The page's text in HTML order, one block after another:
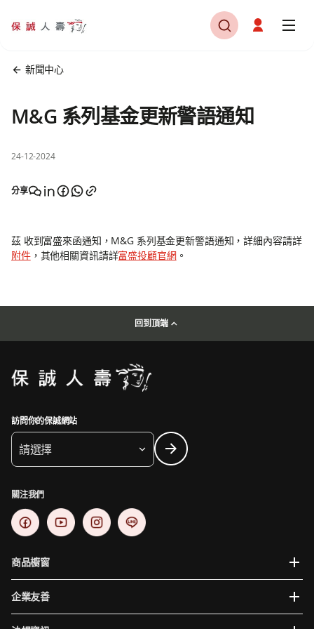
新聞中心
M&G 系列基金更新警語通知
24-12-2024
分享
茲 收到富盛來函通知，M&G 系列基金更新警語通知，詳細內容請詳
附件，其他相關資訊請詳富盛投顧官網。
回到頂端
訪問你的保誠網站
請選擇
關注我們
商品櫥窗
企業友善